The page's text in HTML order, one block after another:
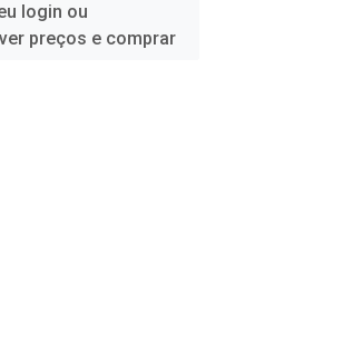
login ou
preços e comprar